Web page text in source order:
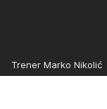
Trener Marko Nikolić